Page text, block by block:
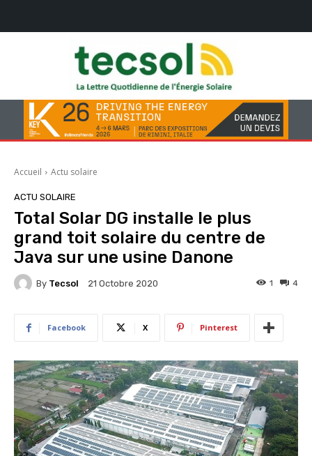
Accueil Actu solaire
ACTU SOLAIRE
Total Solar DG installe le plus
grand toit solaire du centre de
Java sur une usine Danone
By Tecsol 21 Octobre 2020 4
1
Facebook X Pinterest